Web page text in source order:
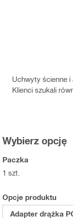
Uchwyty ścienne
Klienci szukali
Wybierz opcję
Paczka
1 szt.
Opcje produktu
Adapter drążka